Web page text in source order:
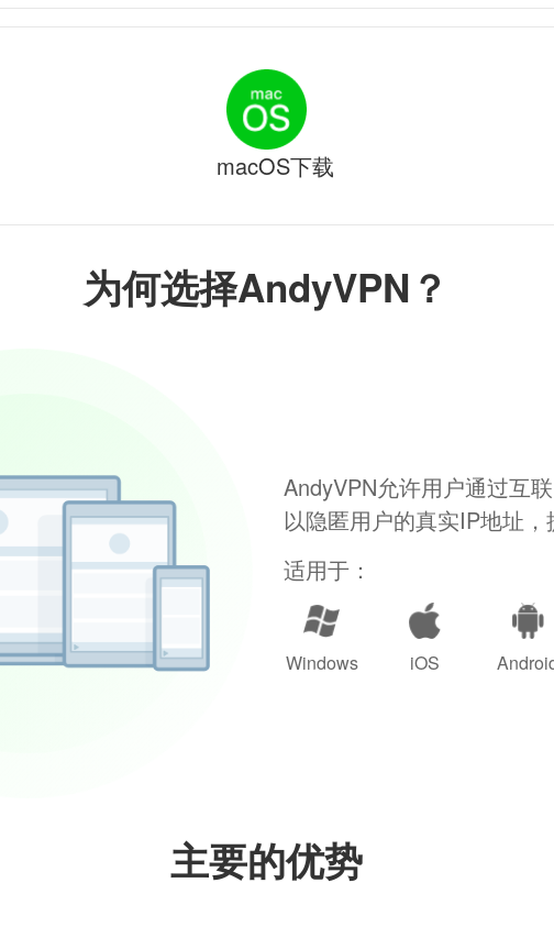
为何选择AndyVPN？
AndyVPN允许用户通过互
以隐匿用户的真实IP地址，
适用于：
Windows iOS
主要的优势
macOS下载